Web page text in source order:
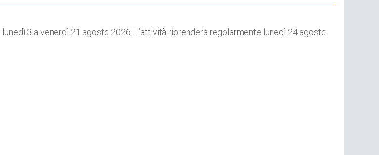
3 a venerdì 21 agosto 2026. L’attività riprenderà regolarmente lunedì 24 agosto.